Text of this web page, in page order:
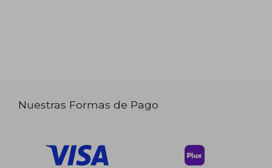
Nuestras Formas de Pago